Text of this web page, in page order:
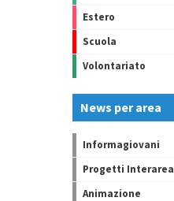
Estero
Scuola
Volontariato
News per area
Informagiovani
Progetti Interarea
Animazione